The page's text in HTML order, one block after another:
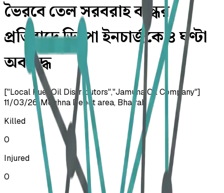
ভৈরবে তেল সরবরাহ বন্ধের
প্রতিবাদে ডিপো ইনচার্জকে ৪ ঘণ্টা
অবরুদ্ধ
["Local Fuel Oil Distributors","Jamuna Oil Company"]
11/03/26 •Meghna Depot area, Bhairab
Killed
0
Injured
0